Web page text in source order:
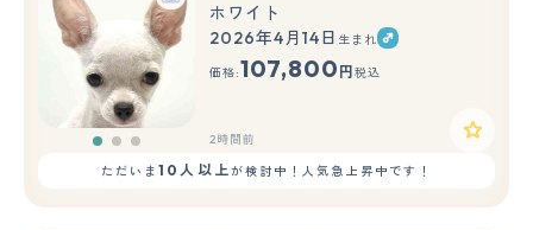
もっと見る
ホワイト
2026年4月14日 生まれ
価格:107,800 円 税込
2時間前
ただいま10人以上が検討中！人気急上昇中です！